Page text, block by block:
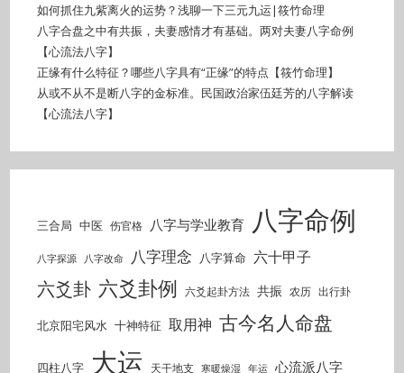
如何抓住九紫离火的运势？浅聊一下三元九运|筱竹命理
八字合盘之中有共振，夫妻感情才有基础。两对夫妻八字命例
【心流法八字】
正缘有什么特征？哪些八字具有“正缘”的特点【筱竹命理】
从或不从不是断八字的金标准。民国政治家伍廷芳的八字解读
【心流法八字】
三合局 中医 伤官格 八字与学业教育 八字命例
八字探源 八字改命 八字理念 八字算命 六十甲子
六爻卦 六爻卦例 六爻起卦方法 共振 农历 出行卦
北京阳宅风水 十神特征 取用神 古今名人命盘
四柱八字 大运 天干地支 寒暖燥湿 年运 心流派八字